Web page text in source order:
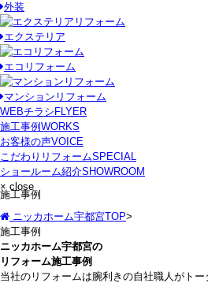
外装
エクステリア
エコリフォーム
マンションリフォーム
WEBチラシ FLYER
施工事例 WORKS
お客様の声VOICE
こだわりリフォームSPECIAL
ショールーム紹介SHOWROOM
× close
施工事例
ニッカホーム宇都宮TOP>
施工事例
ニッカホーム宇都宮の
リフォーム施工事例
当社のリフォームは腕利きの自社職人がト